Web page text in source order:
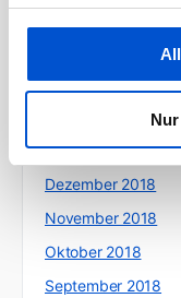
Mai 2019
März 2019
Januar 2019
Dezember 2018
November 2018
Oktober 2018
September 2018